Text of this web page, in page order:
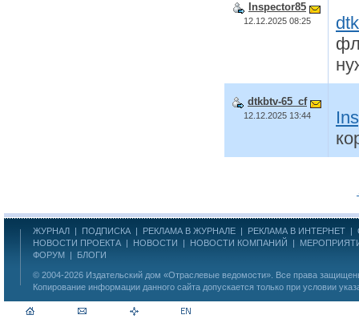
Inspector85
12.12.2025 08:25
dtkbtv-65_cf
12.12.2025 13:44
ЖУРНАЛ | ПОДПИСКА | РЕКЛАМА В ЖУРНАЛЕ | РЕКЛАМА В ИНТЕРНЕТ |
НОВОСТИ ПРОЕКТА | НОВОСТИ | НОВОСТИ КОМПАНИЙ |
ФОРУМ | БЛОГИ
© 2004-2026 Издательский дом «Отраслевые ведомости» . Все права
Копирование информации данного сайта допускается только при условии